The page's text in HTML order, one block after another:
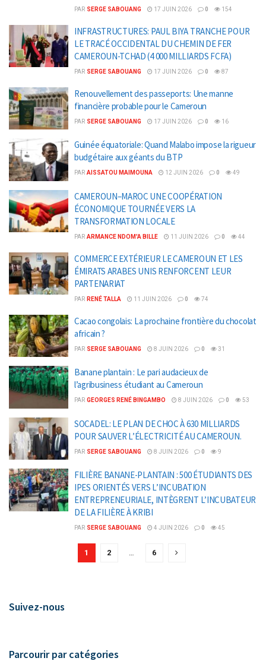
PAR SERGE SABOUANG 17 JUIN 2026 0 154
INFRASTRUCTURES: PAUL BIYA TRANCHE POUR
LE TRACÉ OCCIDENTAL DU CHEMIN DE FER
CAMEROUN-TCHAD (4 000 MILLIARDS FCFA)
PAR SERGE SABOUANG 17 JUIN 2026 0 87
Renouvellement des passeports: Une manne
financière probable pour le Cameroun
PAR SERGE SABOUANG 17 JUIN 2026 0 16
Guinée équatoriale: Quand Malabo impose la rigueur
budgétaire aux géants du BTP
PAR AISSATOU MAIMOUNA 12 JUIN 2026 0 49
CAMEROUN–MAROC UNE COOPÉRATION
ÉCONOMIQUE TOURNÉE VERS LA
TRANSFORMATION LOCALE
PAR ARMANCE NDOM'A BILLE 11 JUIN 2026 0 44
COMMERCE EXTÉRIEUR LE CAMEROUN ET LES
ÉMIRATS ARABES UNIS RENFORCENT LEUR
PARTENARIAT
PAR RENÉ TALLA 11 JUIN 2026 0 74
Cacao congolais: La prochaine frontière du chocolat
africain ?
PAR SERGE SABOUANG 8 JUIN 2026 0 31
Banane plantain : Le pari audacieux de
l’agribusiness étudiant au Cameroun
PAR GEORGES RENÉ BINGAMBO 8 JUIN 2026 0 53
SOCADEL: LE PLAN DE CHOC À 630 MILLIARDS
POUR SAUVER L’ÉLECTRICITÉ AU CAMEROUN.
PAR SERGE SABOUANG 8 JUIN 2026 0 9
FILIÈRE BANANE-PLANTAIN : 500 ÉTUDIANTS DES
IPES ORIENTÉS VERS L’INCUBATION
ENTREPRENEURIALE, INTÈGRENT L’INCUBATEUR
DE LA FILIÈRE À KRIBI
PAR SERGE SABOUANG 4 JUIN 2026 0 45
1 2 … 6
Suivez-nous
Parcourir par catégories